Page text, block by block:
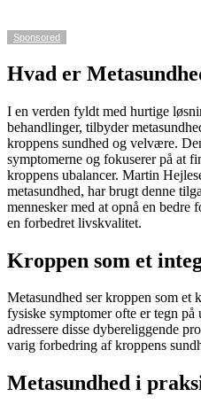
Sponsored
Hvad er
I en verden fyldt med hurtige
behandlinger, tilbyder
kroppens sundhed og velvære.
symptomerne og fokuserer på at
kroppens ubalancer. Martin
metasundhed, har brugt denne
mennesker med at opnå en bedre
en forbedret livskvalitet.
Kroppen som et
Metasundhed ser kroppen som et
fysiske symptomer ofte er tegn på
adressere disse dybereliggende
varig forbedring af kroppens
Metasundhed i